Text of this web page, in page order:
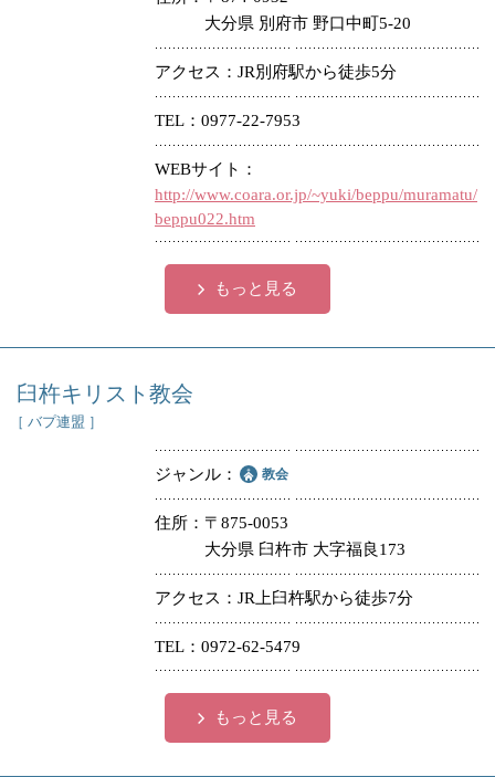
大分県 別府市 野口中町5-20
アクセス JR別府駅から徒歩5分
TEL 0977-22-7953
WEBサイト
http://www.coara.or.jp/~yuki/beppu/muramatu/
beppu022.htm
もっと見る
臼杵キリスト教会
［ バプ連盟 ］
ジャンル 教会
住所
〒875-0053
大分県 臼杵市 大字福良173
アクセス JR上臼杵駅から徒歩7分
TEL 0972-62-5479
もっと見る